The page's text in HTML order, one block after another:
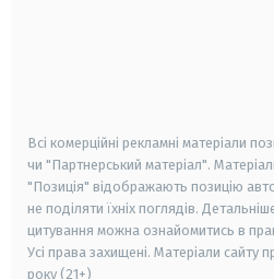
Всі комерційні рекламні матеріали
чи "Партнерський матеріал".
"Позиція" відображають позицію
не поділяти їхніх поглядів.
цитування можна ознайомитись в
Усі права захищені. Матеріали сайту
року (21+)